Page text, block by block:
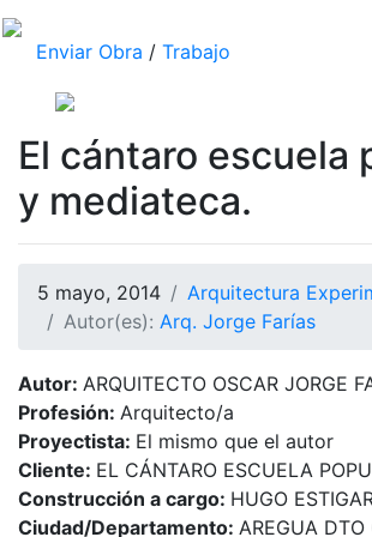
Enviar Obra / Trabajo
El cántaro escuela
y mediateca.
5 mayo, 2014
Arquitectura
Autor(es): Arq. Jorge Farías
Autor: ARQUITECTO OSCAR JORGE
Profesión: Arquitecto/a
Proyectista: El mismo que el autor
Cliente: EL CÁNTARO ESCUELA
Construcción a cargo: HUGO
Ciudad/Departamento: AREGUA DTO